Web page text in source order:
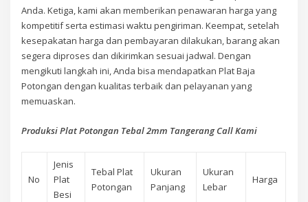
Anda. Ketiga, kami akan memberikan penawaran harga yang
kompetitif serta estimasi waktu pengiriman. Keempat, setelah
kesepakatan harga dan pembayaran dilakukan, barang akan
segera diproses dan dikirimkan sesuai jadwal. Dengan
mengikuti langkah ini, Anda bisa mendapatkan Plat Baja
Potongan dengan kualitas terbaik dan pelayanan yang
memuaskan.
Produksi Plat Potongan Tebal 2mm Tangerang Call Kami
No
Jenis
Plat
Besi
Tebal Plat
Potongan
Ukuran
Panjang
Ukuran
Lebar
Harga